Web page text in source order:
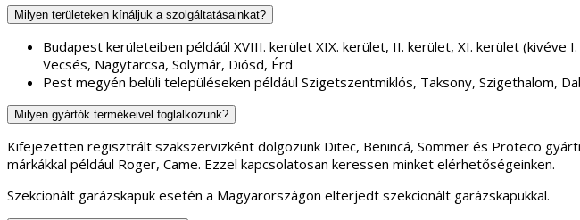
Milyen területeken kínáljuk a szolgáltatásainkat?
Budapest kerületeiben példáúl XVIII. kerület XIX. kerület, II. kerület, XI. kerület
Vecsés, Nagytarcsa, Solymár, Diósd, Érd
Pest megyén belüli településeken például Szigetszentmiklós, Taksony, Szigethalom,
Milyen gyártók termékeivel foglalkozunk?
Kifejezetten regisztrált szakszervizként dolgozunk Ditec, Benincá, Sommer és Proteco
márkákkal például Roger, Came. Ezzel kapcsolatosan keressen minket elérhetőségeinken.
Szekcionált garázskapuk esetén a Magyarországon elterjedt szekcionált garázskapukkal.